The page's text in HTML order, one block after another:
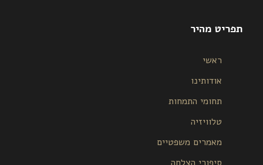
תפריט מהיר
ראשי
אודותינו
תחומי התמחות
טלוויזיה
מאמרים משפטיים